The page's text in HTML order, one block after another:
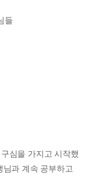
들
심을 가지고 시작했
과 계속 공부하고